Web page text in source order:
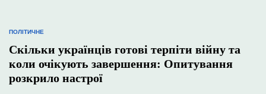
ОПУБЛІКУВАТИ
ПОЛІТИЧНЕ
Скільки українців готові терпіти війну та
коли очікують завершення: Опитування
розкрило настрої